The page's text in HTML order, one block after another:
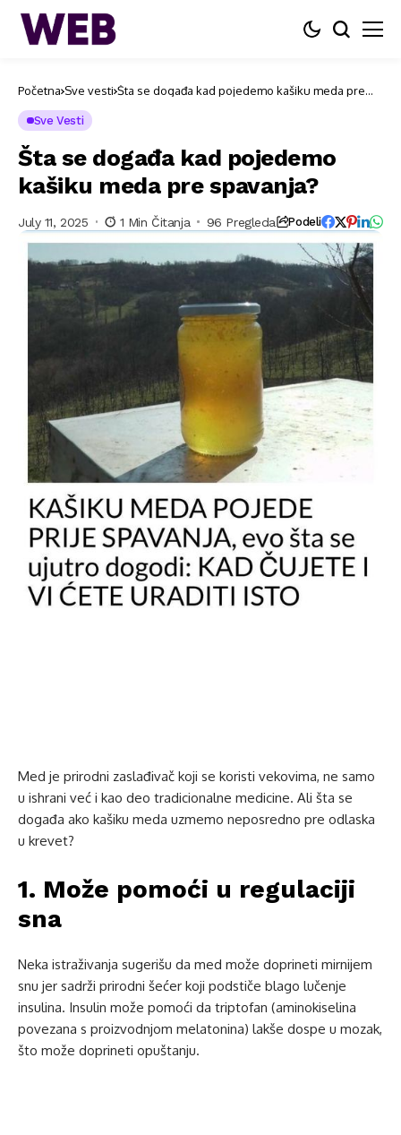
Početna Sve vesti Šta se događa kad pojedemo kašiku meda pre
Sve Vesti
Šta se događa kad pojedemo
kašiku meda pre spavanja?
July 11, 2025 1 Min Čitanja 96 Pregleda Podeli
Med je prirodni zaslađivač koji se koristi vekovima, ne samo
u ishrani već i kao deo tradicionalne medicine. Ali šta se
događa ako kašiku meda uzmemo neposredno pre odlaska
u krevet?
1. Može pomoći u regulaciji
sna
Neka istraživanja sugerišu da med može doprineti mirnijem
snu jer sadrži prirodni šećer koji podstiče blago lučenje
insulina. Insulin može pomoći da triptofan (aminokiselina
povezana s proizvodnjom melatonina) lakše dospe u mozak,
što može doprineti opuštanju.